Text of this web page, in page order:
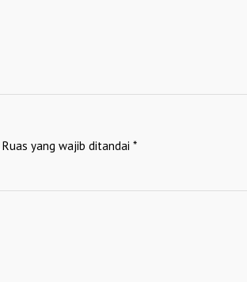
Ruas yang wajib ditandai *